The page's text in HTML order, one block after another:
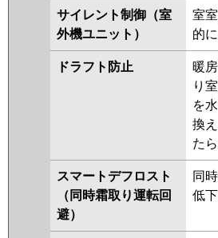
パナソニック PA-
PA-
PA-P63T7SH
PA-
PA-
PA-
サイレント制御（室
外機ユニット）
室
的
ドラフト防止
暖
り
を
換
た
スマートデフロスト
（同時霜取り運転回
避）
同
低